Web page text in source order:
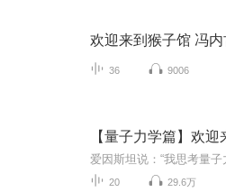
欢迎来到猴子馆 冯
36 9006
【量子力学篇】欢
20 29.6万